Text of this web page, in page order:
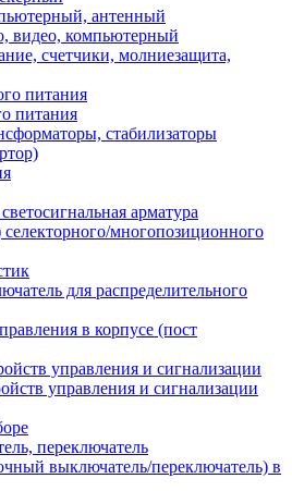
антенный
видео, компьютерный
счетчики, молниезащита,
питания
питания
стабилизаторы
арматура
селекторного/многопозиционного
для распределительного
в корпусе (пост
управления и сигнализации
управления и сигнализации
переключатель
выключатель/переключатель) в